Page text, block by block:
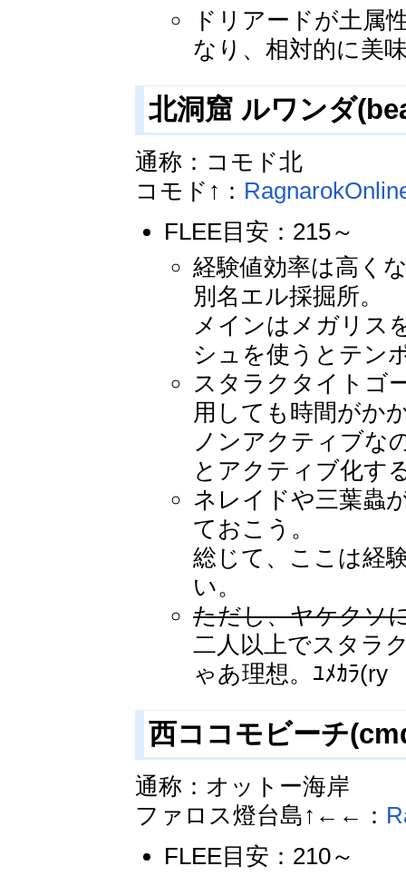
ドリアードが土属
なり、相対的に美
北洞窟 ルワンダ
通称：コモド北
コモド↑：
FLEE目安：215～
経験値効率は高く
別名エル採掘所。
メインはメガリス
シュを使うとテン
スタラクタイトゴ
用しても時間がか
ノンアクティブな
とアクティブ化す
ネレイドや三葉蟲
ておこう。
総じて、ここは経
い。
ただし、ヤケクソ
二人以上でスタラ
ゃあ理想。ﾕﾒｶﾗ(ry
西ココモビーチ
通称：オットー海岸
ファロス燈台島↑←←：
FLEE目安：210～